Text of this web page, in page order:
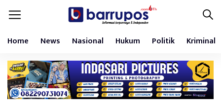
Home News Nasional Hukum Politik Kriminal